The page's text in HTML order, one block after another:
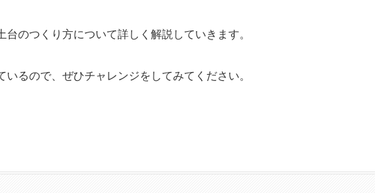
のつくり方について詳しく解説していきます。
るので、ぜひチャレンジをしてみてください。